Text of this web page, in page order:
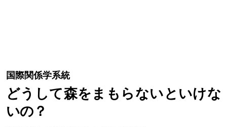
国際関係学系統
どうして森をまもらないといけな
いの？